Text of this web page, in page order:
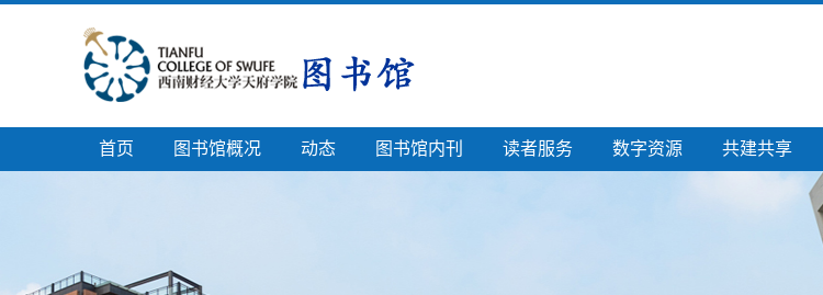
首页 图书馆概况 动态 图书馆内刊 读者服务 数字资源 共建共享